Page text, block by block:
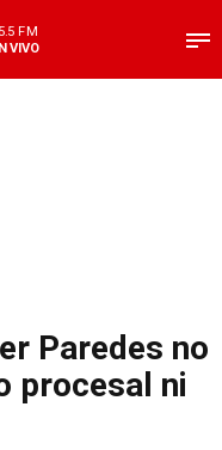
FM
VIVO
Paredes no
procesal ni